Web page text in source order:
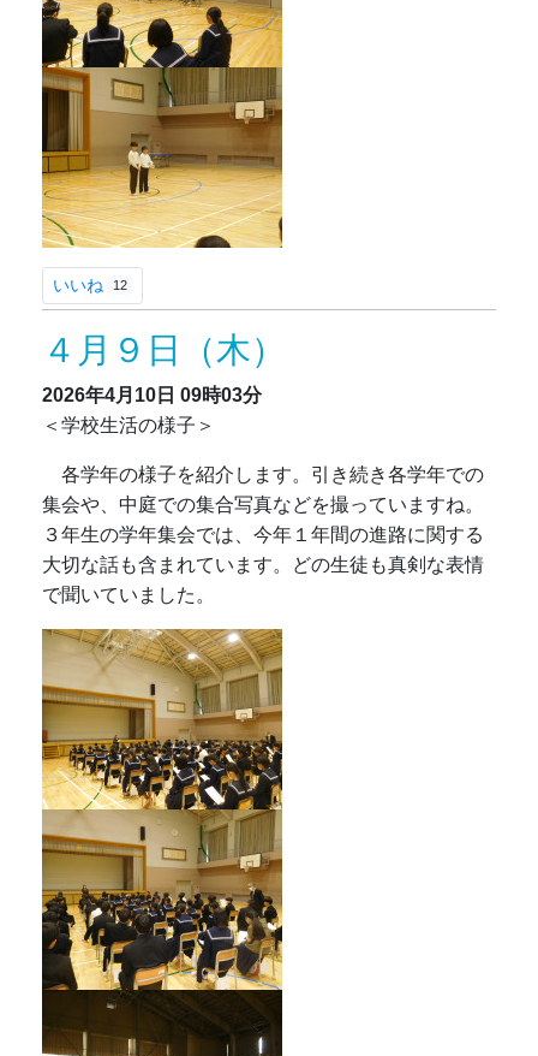
いいね 12
４月９日（木）
2026年4月10日 09時03分
＜学校生活の様子＞
各学年の様子を紹介します。引き続き各学年での
集会や、中庭での集合写真などを撮っていますね。
３年生の学年集会では、今年１年間の進路に関する
大切な話も含まれています。どの生徒も真剣な表情
で聞いていました。